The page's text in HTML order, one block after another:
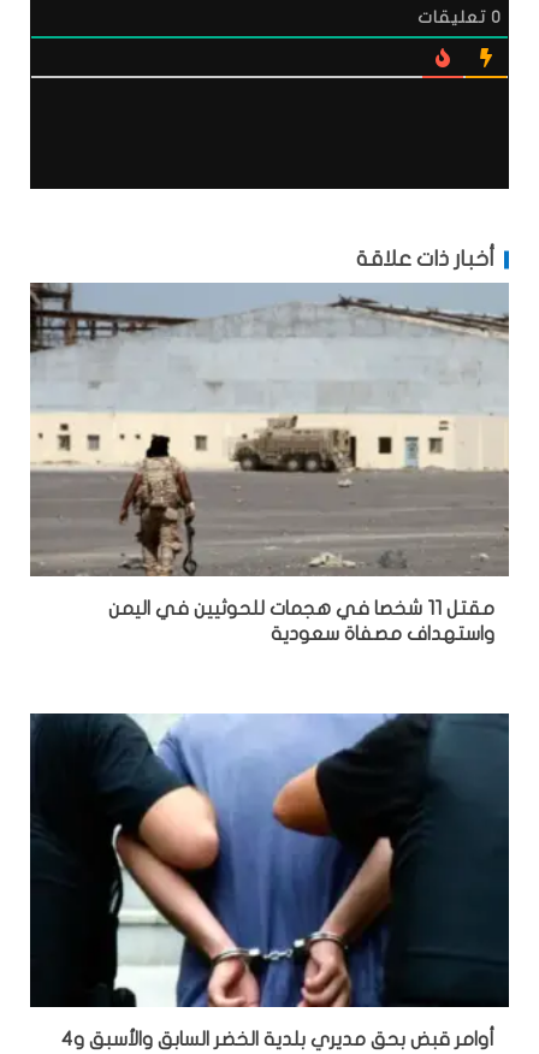
0 تعليقات
أخبار ذات علاقة
مقتل 11 شخصا في هجمات للحوثيين في اليمن
واستهداف مصفاة سعودية
أوامر قبض بحق مديري بلدية الخضر السابق والأسبق و4